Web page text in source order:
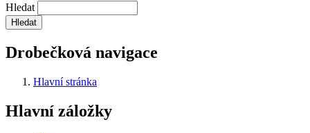
Hledat
Drobečková navigace
Hlavní stránka
Hlavní záložky